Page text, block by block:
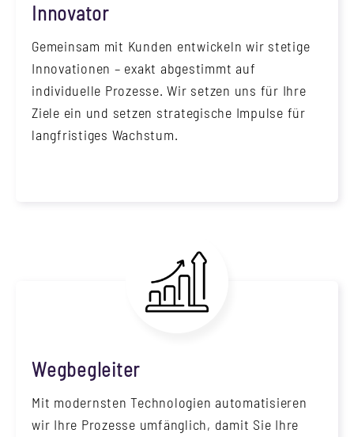
Innovator
Gemeinsam mit Kunden entwickeln wir stetige
Innovationen – exakt abgestimmt auf
individuelle Prozesse. Wir setzen uns für Ihre
Ziele ein und setzen strategische Impulse für
langfristiges Wachstum.
Wegbegleiter
Mit modernsten Technologien automatisieren
wir Ihre Prozesse umfänglich, damit Sie Ihre